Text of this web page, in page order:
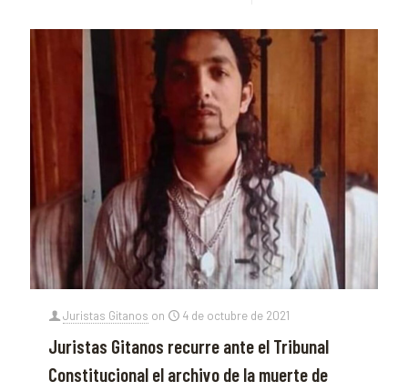
Juristas Gitanos on 4 de octubre de 2021
Juristas Gitanos recurre ante el Tribunal
Constitucional el archivo de la muerte de